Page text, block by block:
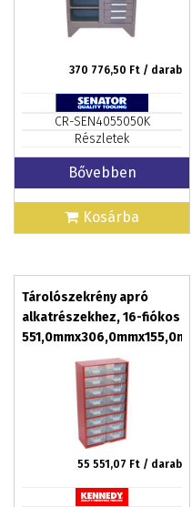
370 776,50 Ft / darab
CR-SEN4055050K
Részletek
Bővebben
Kosárba
Tárolószekrény apró
alkatrészekhez, 16-fiókos
551,0mmx306,0mmx155,0mm
55 551,07 Ft / darab